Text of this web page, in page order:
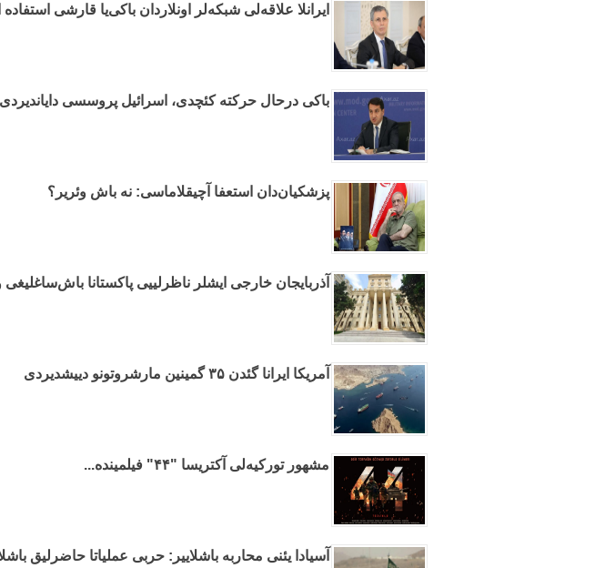
ایرانلا علاقه‌لی شبکه‌لر اونلاردان باکی‌یا قارشی استفاده
باکی درحال حرکته کئچدی، اسرائیل پروسسی دایاندیردی
پزشکیان‌دان استعفا آچیقلاماسی: نه باش وئریر؟
آذربایجان خارجی ایشلر ناظرلییی پاکستانا
آمریکا ایرانا گئدن ۳۵ گمینین مارشروتونو دییشدیردی
مشهور تورکیه‌لی آکتریسا "۴۴" فیلمینده...
آسیادا یئنی محاربه باشلاییر: حربی عملیاتا حاضرلیق